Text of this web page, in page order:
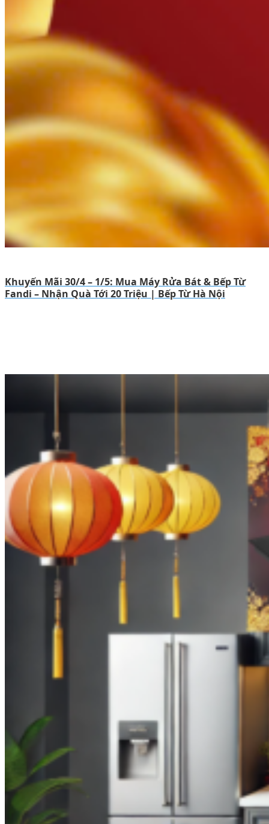
Khuyến Mãi 30/4 – 1/5: Mua Máy Rửa Bát & Bếp Từ
Fandi – Nhận Quà Tới 20 Triệu | Bếp Từ Hà Nội